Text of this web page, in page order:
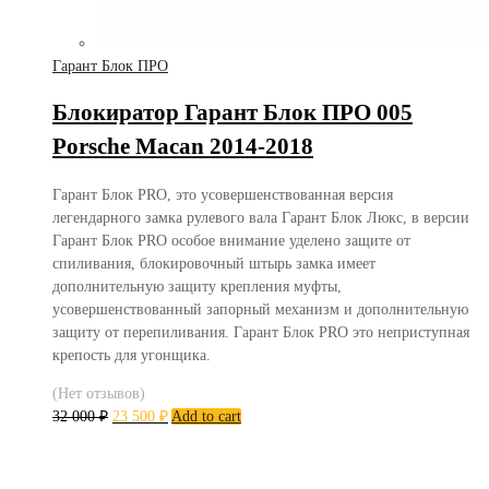
Гарант Блок ПРО
Блокиратор Гарант Блок ПРО 005
Porsche Macan 2014-2018
Гарант Блок PRO, это усовершенствованная версия
легендарного замка рулевого вала Гарант Блок Люкс, в версии
Гарант Блок PRO особое внимание уделено защите от
спиливания, блокировочный штырь замка имеет
дополнительную защиту крепления муфты,
усовершенствованный запорный механизм и дополнительную
защиту от перепиливания. Гарант Блок PRO это неприступная
крепость для угонщика.
(Нет отзывов)
32 000₽ 23 500 ₽ Add to cart